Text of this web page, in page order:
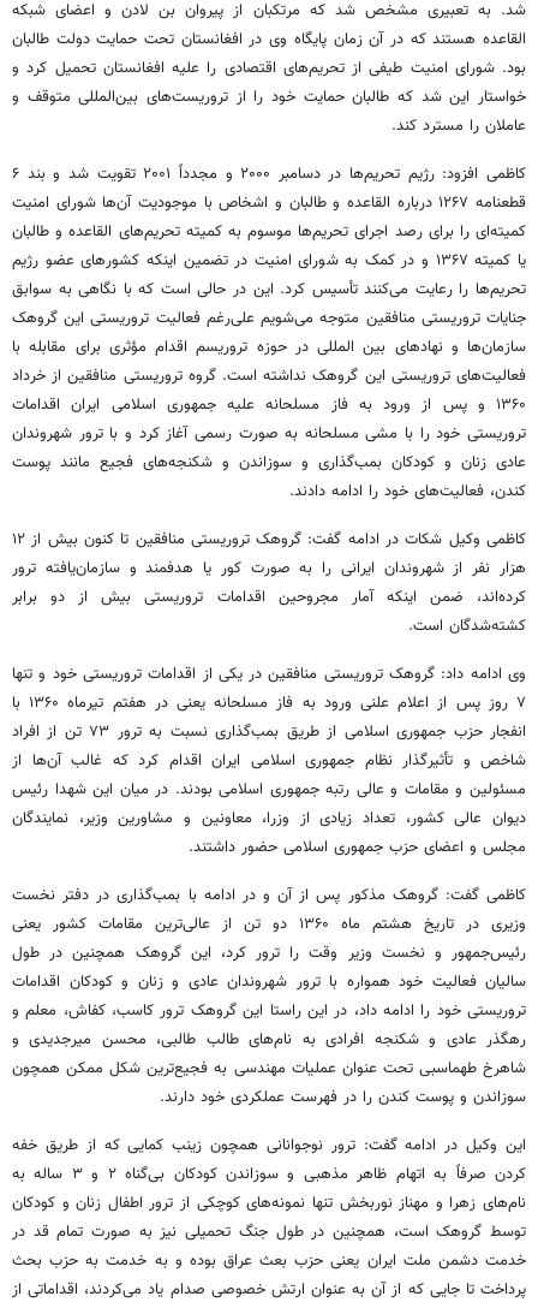
شد. به تعبیری مشخص شد که مرتکبان از پیروان بن لادن و اعضای شبکه
القاعده هستند که در آن زمان پایگاه وی در افغانستان تحت حمایت دولت طالبان
بود. شورای امنیت طیفی از تحریم‌های اقتصادی را علیه افغانستان تحمیل کرد و
خواستار این شد که طالبان حمایت خود را از تروریست‌های بین‌المللی متوقف و
عاملان را مسترد کند.
کاظمی افزود: رژیم تحریم‌ها در دسامبر ۲۰۰۰ و مجدداً ۲۰۰۱ تقویت شد و بند ۶
قطعنامه ۱۲۶۷ درباره القاعده و طالبان و اشخاص با موجودیت آن‌ها شورای امنیت
کمیته‌ای را برای رصد اجرای تحریم‌ها موسوم به کمیته تحریم‌های القاعده و طالبان
یا کمیته ۱۳۶۷ و در کمک به شورای امنیت در تضمین اینکه کشورهای عضو رژیم
تحریم‌ها را رعایت می‌کنند تأسیس کرد. این در حالی است که با نگاهی به سوابق
جنایات تروریستی منافقین متوجه می‌شویم علی‌رغم فعالیت تروریستی این گروهک
سازمان‌ها و نهادهای بین المللی در حوزه تروریسم اقدام مؤثری برای مقابله با
فعالیت‌های تروریستی این گروهک نداشته است. گروه تروریستی منافقین از خرداد
۱۳۶۰ و پس از ورود به فاز مسلحانه علیه جمهوری اسلامی ایران اقدامات
تروریستی خود را با مشی مسلحانه به صورت رسمی آغاز کرد و با ترور شهروندان
عادی زنان و کودکان بمب‌گذاری و سوزاندن و شکنجه‌های فجیع مانند پوست
کندن، فعالیت‌های خود را ادامه دادند.
کاظمی وکیل شکات در ادامه گفت: گروهک تروریستی منافقین تا کنون بیش از ۱۲
هزار نفر از شهروندان ایرانی را به صورت کور یا هدفمند و سازمان‌یافته ترور
کرده‌اند، ضمن اینکه آمار مجروحین اقدامات تروریستی بیش از دو برابر
کشته‌شدگان است.
وی ادامه داد: گروهک تروریستی منافقین در یکی از اقدامات تروریستی خود و تنها
۷ روز پس از اعلام علنی ورود به فاز مسلحانه یعنی در هفتم تیرماه ۱۳۶۰ با
انفجار حزب جمهوری اسلامی از طریق بمب‌گذاری نسبت به ترور ۷۳ تن از افراد
شاخص و تأثیرگذار نظام جمهوری اسلامی ایران اقدام کرد که غالب آن‌ها از
مسئولین و مقامات و عالی رتبه جمهوری اسلامی بودند. در میان این شهدا رئیس
دیوان عالی کشور، تعداد زیادی از وزرا، معاونین و مشاورین وزیر، نمایندگان
مجلس و اعضای حزب جمهوری اسلامی حضور داشتند.
کاظمی گفت: گروهک مذکور پس از آن و در ادامه با بمب‌گذاری در دفتر نخست
وزیری در تاریخ هشتم ماه ۱۳۶۰ دو تن از عالی‌ترین مقامات کشور یعنی
رئیس‌جمهور و نخست وزیر وقت را ترور کرد، این گروهک همچنین در طول
سالیان فعالیت خود همواره با ترور شهروندان عادی و زنان و کودکان اقدامات
تروریستی خود را ادامه داد، در این راستا این گروهک ترور کاسب، کفاش، معلم و
رهگذر عادی و شکنجه افرادی به نام‌های طالب طالبی، محسن میرجدیدیو
شاهرخ طهماسبی تحت عنوان عملیات مهندسی به فجیع‌ترین شکل ممکن همچون
سوزاندن و پوست کندن را در فهرست عملکردی خود دارند.
این وکیل در ادامه گفت: ترور نوجوانانی همچون زینب کمایی که از طریق خفه
کردن صرفاً به اتهام ظاهر مذهبی و سوزاندن کودکان بی‌گناه ۲ و ۳ ساله به
نام‌های زهرا و مهناز نوربخش تنها نمونه‌های کوچکی از ترور اطفال زنان و کودکان
توسط گروهک است، همچنین در طول جنگ تحمیلی نیز به صورت تمام قد در
خدمت دشمن ملت ایران یعنی حزب بعث عراق بوده و به خدمت به حزب بحث
پرداخت تا جایی که از آن به عنوان ارتش خصوصی صدام یاد می‌کردند، اقداماتی از